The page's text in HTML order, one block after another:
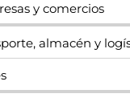
y comercios
almacén y